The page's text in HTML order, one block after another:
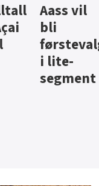
Hard
iste fra
Hansa